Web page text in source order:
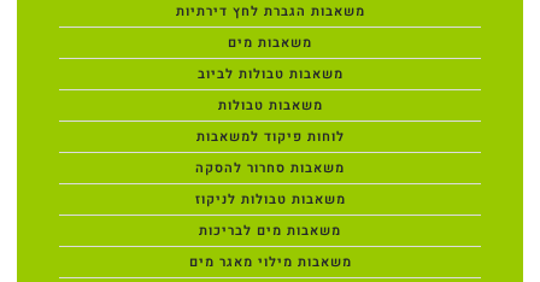
משאבות הגברת לחץ דירתיות
משאבות מים
משאבות טבולות לביוב
משאבות טבולות
לוחות פיקוד למשאבות
משאבות סחרור להסקה
משאבות טבולות לניקוז
משאבות מים לבריכות
משאבות מילוי מאגר מים